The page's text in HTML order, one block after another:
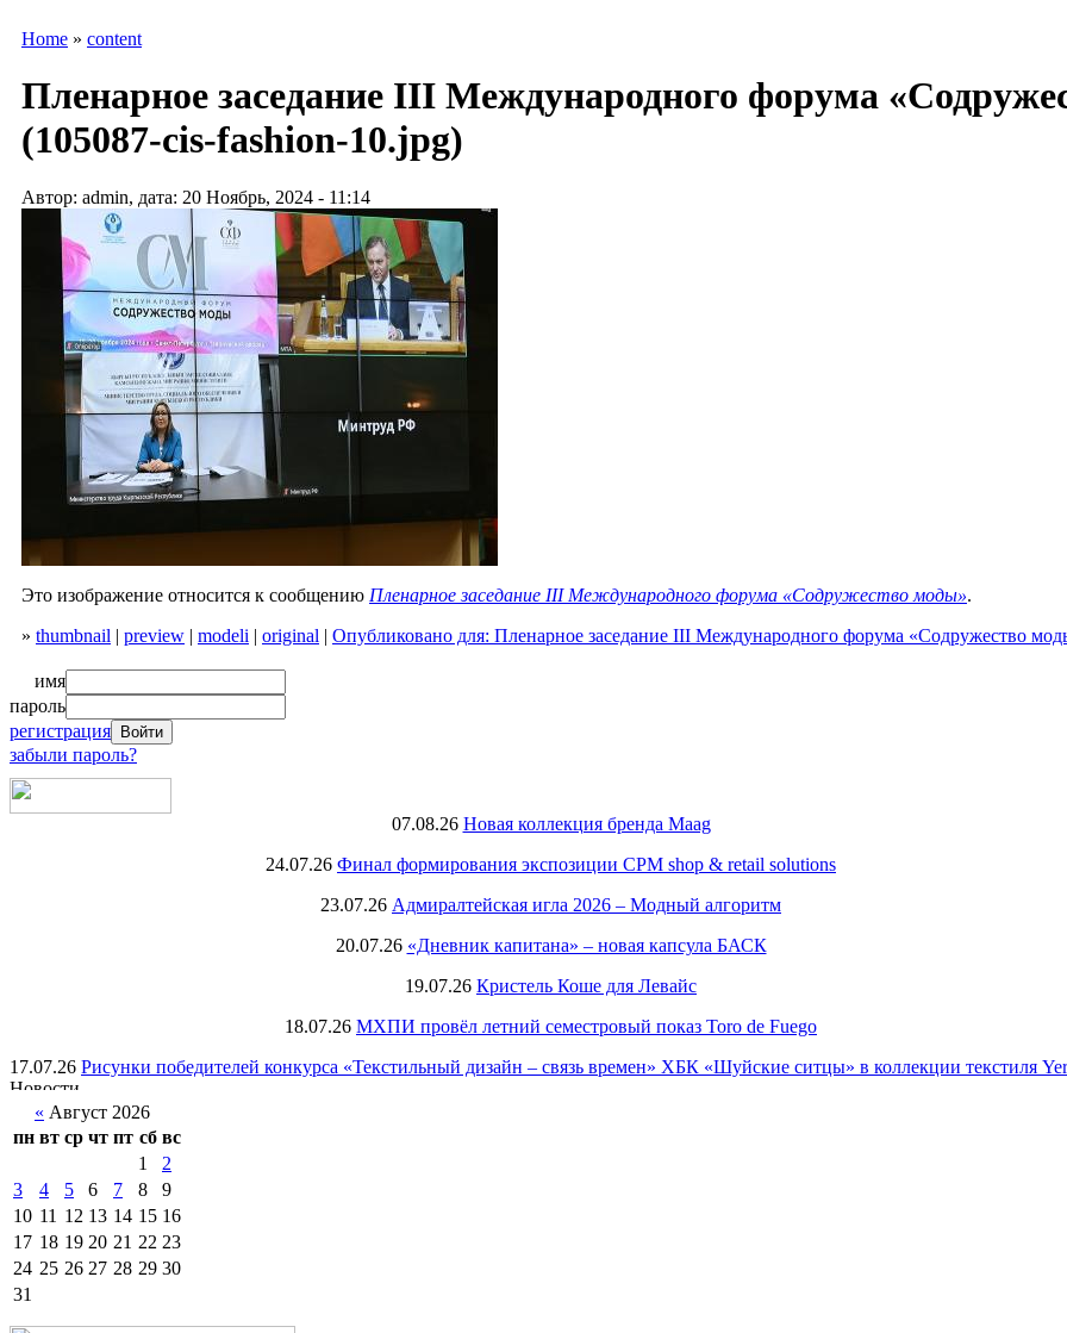
Home » content
Пленарное заседание III Международного форума
(105087-cis-fashion-10.jpg)
Автор: admin, дата: 20 Ноябрь, 2024 - 11:14
Это изображение относится к сообщению Пленарное заседание III Международного форума «Содружество моды».
» thumbnail | preview | modeli | original | Опубликовано для: Пленарное заседание III Международного форума «Содружество
имя
пароль
регистрация
забыли пароль?
07.08.26 Новая коллекция бренда Maag
24.07.26 Финал формирования экспозиции CPM shop & retail solutions
23.07.26 Адмиралтейская игла 2026 – Модный алгоритм
20.07.26 «Дневник капитана» – новая капсула БАСК
19.07.26 Кристель Коше для Левайс
18.07.26 МХПИ провёл летний семестровый показ Toro de Fuego
17.07.26 Рисунки победителей конкурса «Текстильный дизайн – связь времен» ХБК «Шуйские ситцы» в коллекции текстиля
« Август 2026
пн вт ср чт пт сб вс
1
2
3
4 5 6 7 8
9
10 11 12 13 14 15 16
17 18 19 20 21 22 23
24 25 26 27 28 29 30
31